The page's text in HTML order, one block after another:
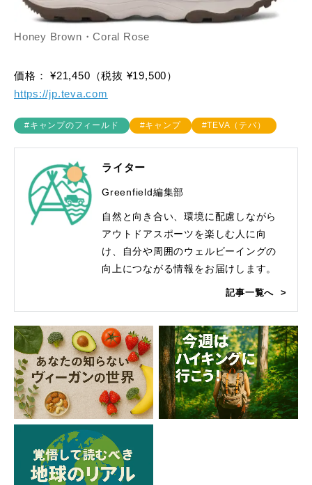
Honey Brown・Coral Rose
価格： ¥21,450（税抜 ¥19,500）
https://jp.teva.com
#キャンプのフィールド #キャンプ #TEVA（テバ）
ライター
Greenfield編集部
自然と向き合い、環境に配慮しながら
アウトドアスポーツを楽しむ人に向
け、自分や周囲のウェルビーイングの
向上につながる情報をお届けします。
記事一覧へ